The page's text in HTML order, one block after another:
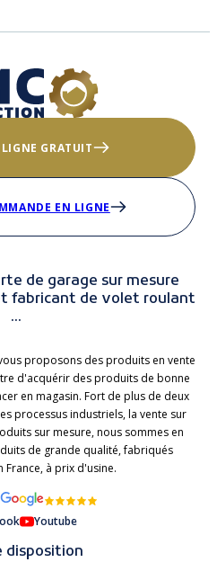
GRATUIT
EN LIGNE
de garage sur mesure
fabricant de volet roulant
...
proposons des produits en vente
d'acquérir des produits de bonne
en magasin. Fort de plus de deux
processus industriels, la vente sur
sur mesure, nous sommes en
de grande qualité, fabriqués
France, à prix d'usine.
Youtube
disposition